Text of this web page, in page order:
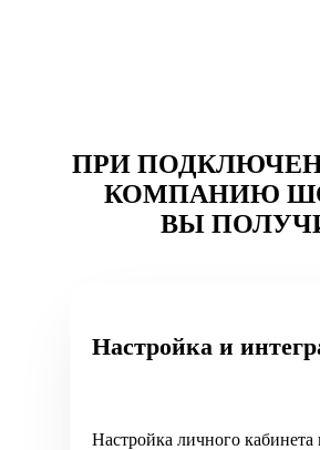
ПРИ
КОМПАНИЮ
ВЫ
Настройка и
Настройка личного